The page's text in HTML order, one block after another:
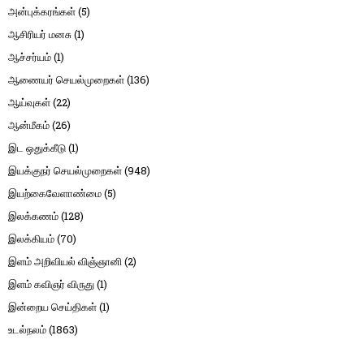
அன்புக்கரங்கள்(5)
ஆசிரியர் மனசு(1)
ஆச்சர்யம்(1)
ஆணையர் செயல்முறைகள்(136)
ஆய்வுகள்(22)
ஆன்மீகம்(26)
இட ஒதுக்கீடு(1)
இயக்குநர் செயல்முறைகள்(948)
இயற்கைவேளாண்மை(5)
இலக்கணம்(128)
இலக்கியம்(70)
இளம் அறிவியல் விஞ்ஞானி(2)
இளம் கவிஞர் விருது(1)
இன்றைய செய்திகள்(1)
உடல்நலம்(1863)